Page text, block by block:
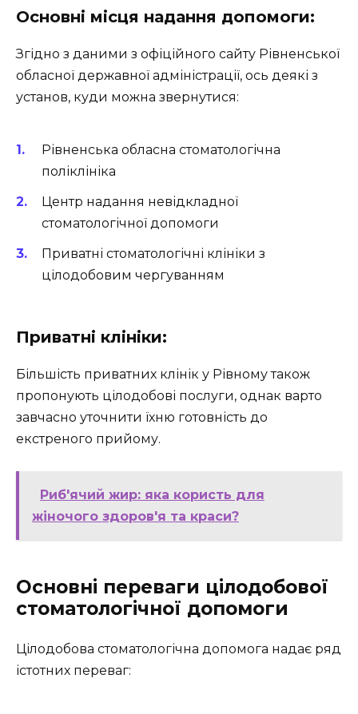
Основні місця надання допомоги:
Згідно з даними з офіційного сайту Рівненської
обласної державної адміністрації, ось деякі з
установ, куди можна звернутися:
Рівненська обласна стоматологічна
поліклініка
Центр надання невідкладної
стоматологічної допомоги
Приватні стоматологічні клініки з
цілодобовим чергуванням
Приватні клініки:
Більшість приватних клінік у Рівному також
пропонують цілодобові послуги, однак варто
завчасно уточнити їхню готовність до
екстреного прийому.
Риб'ячий жир: яка користь для
жіночого здоров'я та краси?
Основні переваги цілодобової
стоматологічної допомоги
Цілодобова стоматологічна допомога надає ряд
істотних переваг: